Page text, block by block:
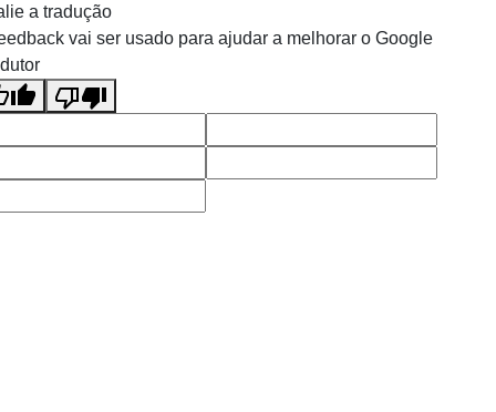
a tradução
vai ser usado para ajudar a melhorar o Google